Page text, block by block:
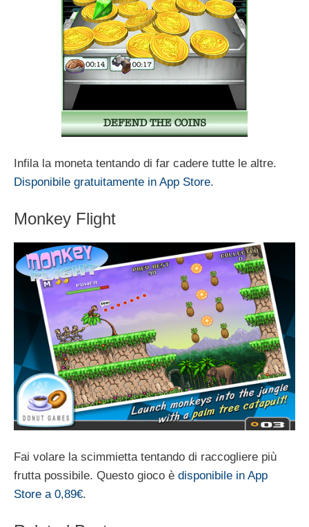
Infila la moneta tentando di far cadere tutte le altre.
Disponibile gratuitamente in App Store.
Monkey Flight
Fai volare la scimmietta tentando di raccogliere più
frutta possibile. Questo gioco è disponibile in App
Store a 0,89€.